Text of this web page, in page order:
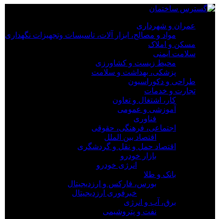
عمران و شهرداری
مواد و مصالح، ابزار آلات، تاسیسات وتجهیزات نگهداری
مسکن و املاک
سلامت ایمنی
محیط زیست و کشاورزی
پزشکی، بهداشت و سلامت
طراحی و دکوراسیون
تجارت و خدمات
کار، اشتغال و تعاون
آموزشی و عمومی
فناوری
اجتماعی، فرهنگی، حقوقی
اقتصاد بین الملل
اقتصاد حمل و نقل و گردشگری
بازار خودرو
انرژی خودرو
بانک و طلا
بورس، فارکس و ارزدیجیتال
خبرفوری ارزدیجیتال
برق، آب و انرژی
نفت و پتروشیمی
×
عمران و شهرداری
مواد و مصالح، ابزار آلات، تاسیسات وتجهیزات نگهداری
مسکن و املاک
سلامت ایمنی
محیط زیست و کشاورزی
پزشکی، بهداشت و سلامت
طراحی و دکوراسیون
تجارت و خدمات
کار، اشتغال و تعاون
آموزشی و عمومی
فناوری
اجتماعی، فرهنگی، حقوقی
اقتصاد بین الملل
اقتصاد حمل و نقل و گردشگری
بازار خودرو
بانک و طلا
بورس، فارکس و ارزدیجیتال
خبرفوری ارزدیجیتال
برق، آب و انرژی